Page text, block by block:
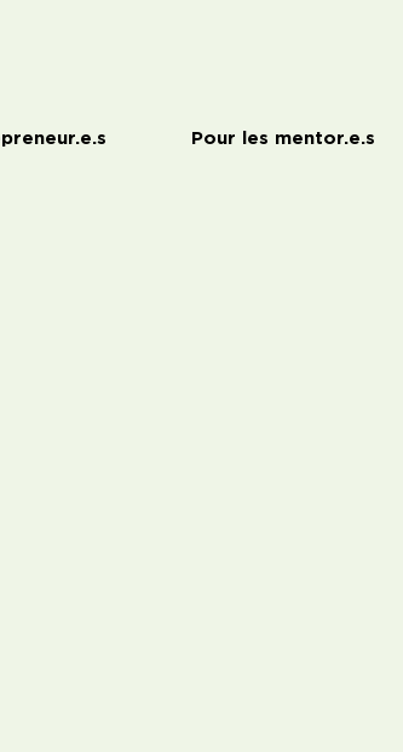
Pour les mentor.e.s